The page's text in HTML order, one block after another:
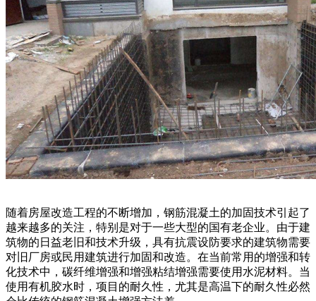
随着房屋改造工程的不断增加，钢筋混凝土的加固技术引起了
越来越多的关注，特别是对于一些大型的国有老企业。由于建
筑物的日益老旧和技术升级，具有抗震设防要求的建筑物需要
对旧厂房或民用建筑进行加固和改造。在当前常用的增强和转
化技术中，碳纤维增强和增强粘结增强需要使用水泥材料。当
使用有机胶水时，项目的耐久性，尤其是高温下的耐久性必然